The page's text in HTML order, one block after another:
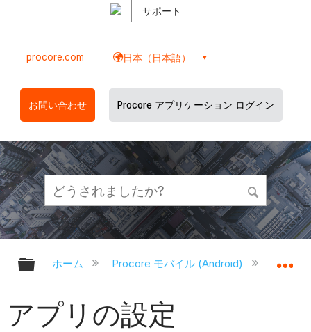
サポート
procore.com 日本（日本語）
お問い合わせ Procore アプリケーション ログイン
グローバル階層を展開/折りたたむ
ホーム Procore モバイル (Android)
アプリの設定